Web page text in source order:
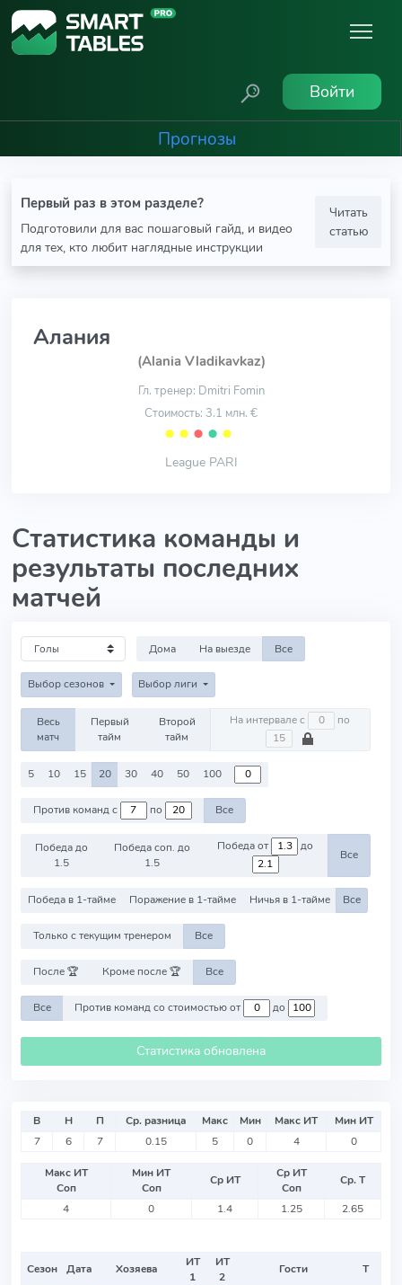
Войти
Прогнозы
Первый раз в этом разделе?
Подготовили для вас пошаговый гайд, и видео
для тех, кто любит наглядные инструкции
Читать
статью
Алания
(Alania Vladikavkaz)
Гл. тренер: Dmitri Fomin
Стоимость: 3.1 млн. €
⬤ ⬤ ⬤ ⬤ ⬤
League PARI
Статистика команды и
результаты последних
матчей
Дома На выезде Все
Выбор сезонов Выбор лиги
Весь
матч
Первый
тайм
Второй
тайм
На интервале с по
5 10 15 20 30 40 50 100
Против команд с по Все
Победа до
1.5
Победа соп. до
1.5
Победа от до
Все
Победа в 1-тайме Поражение в 1-тайме Ничья в 1-тайме Все
Только с текущим тренером Все
После 🏆 Кроме после 🏆 Все
Все Против команд со стоимостью от до
Статистика обновлена
В Н П Ср. разница Макс Мин Макс ИТ
Мин ИТ
7
6 7 0.15 5 0 4 0
Макс ИТ
Соп
Мин ИТ
Соп
Ср ИТ
Ср ИТ
Соп
Ср. Т
4
0 1.4 1.25 2.65
Сезон Дата Хозяева
ИТ
1
ИТ
2
Гости Т